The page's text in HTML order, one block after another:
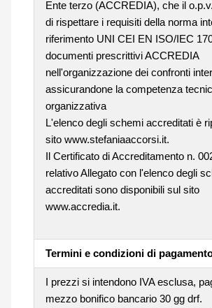
Ente terzo (ACCREDIA), che il
di rispettare i requisiti della norma
riferimento UNI CEI EN ISO/IEC
documenti prescrittivi ACCREDIA
nell'organizzazione dei confronti
assicurandone la competenza
organizzativa
L'elenco degli schemi accreditati è
sito www.stefaniaaccorsi.it.
Il Certificato di Accreditamento n.
relativo Allegato con l'elenco degli
accreditati sono disponibili sul sito
www.accredia.it.
Termini e condizioni di
I prezzi si intendono IVA esclusa,
mezzo bonifico bancario 30 gg drf.